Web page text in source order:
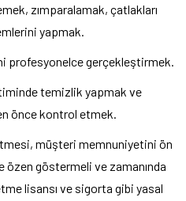
zımparalamak, çatlakları
yapmak.
profesyonelce gerçekleştirmek.
temizlik yapmak ve
önce kontrol etmek.
müşteri memnuniyetini ön
göstermeli ve zamanında
lisansı ve sigorta gibi yasal